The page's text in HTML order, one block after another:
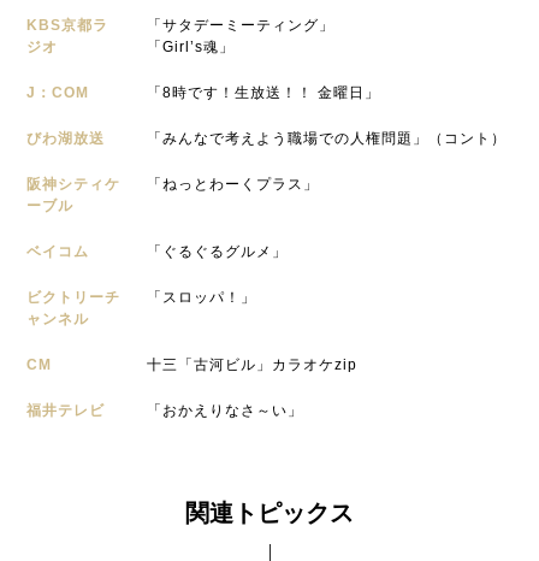
KBS京都ラ
ジオ
「サタデーミーティング」
「Girl’s魂」
J：COM 「8時です！生放送！！ 金曜日」
びわ湖放送 「みんなで考えよう職場での人権問題」（コント）
阪神シティケ
ーブル
「ねっとわーくプラス」
ベイコム 「ぐるぐるグルメ」
ビクトリーチ
ャンネル
「スロッパ！」
CM 十三「古河ビル」カラオケzip
福井テレビ 「おかえりなさ～い」
関連トピックス